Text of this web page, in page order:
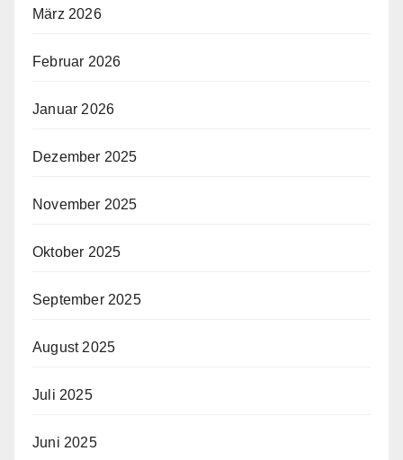
März 2026
Februar 2026
Januar 2026
Dezember 2025
November 2025
Oktober 2025
September 2025
August 2025
Juli 2025
Juni 2025